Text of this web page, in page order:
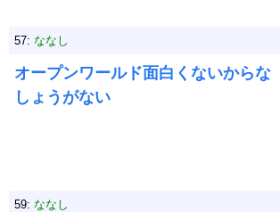
57: ななし
オープンワールド面白くないからな
しょうがない
59: ななし